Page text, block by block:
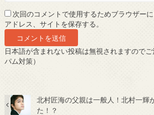
次回のコメントで使用するためブラウザー
アドレス、サイトを保存する。
日本語が含まれない投稿は無視されますので
パム対策）
北村匠海の父親は一般人！北村一輝
た！？